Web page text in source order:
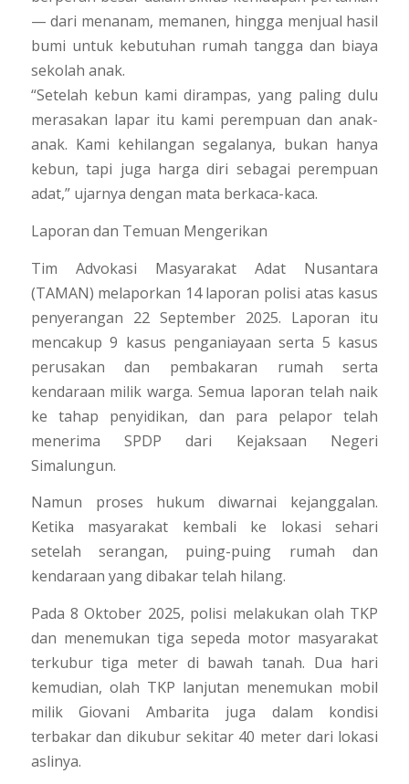
— dari menanam, memanen, hingga menjual hasil
bumi untuk kebutuhan rumah tangga dan biaya
sekolah anak.
“Setelah kebun kami dirampas, yang paling dulu
merasakan lapar itu kami perempuan dan anak-
anak. Kami kehilangan segalanya, bukan hanya
kebun, tapi juga harga diri sebagai perempuan
adat,” ujarnya dengan mata berkaca-kaca.
Laporan dan Temuan Mengerikan
Tim Advokasi Masyarakat Adat Nusantara
(TAMAN) melaporkan 14 laporan polisi atas kasus
penyerangan 22 September 2025. Laporan itu
mencakup 9 kasus penganiayaan serta 5 kasus
perusakan dan pembakaran rumah serta
kendaraan milik warga. Semua laporan telah naik
ke tahap penyidikan, dan para pelapor telah
menerima SPDP dari Kejaksaan Negeri
Simalungun.
Namun proses hukum diwarnai kejanggalan.
Ketika masyarakat kembali ke lokasi sehari
setelah serangan, puing-puing rumah dan
kendaraan yang dibakar telah hilang.
Pada 8 Oktober 2025, polisi melakukan olah TKP
dan menemukan tiga sepeda motor masyarakat
terkubur tiga meter di bawah tanah. Dua hari
kemudian, olah TKP lanjutan menemukan mobil
milik Giovani Ambarita juga dalam kondisi
terbakar dan dikubur sekitar 40 meter dari lokasi
aslinya.